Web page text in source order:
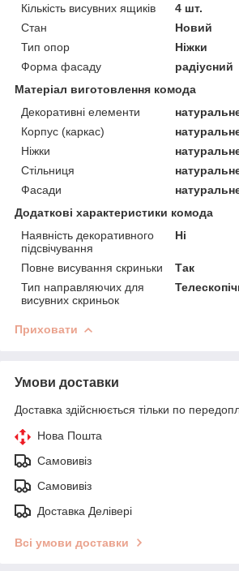
Кількість висувних ящиків
4 шт.
Стан
Новий
Тип опор
Ніжки
Форма фасаду
радіусний
Матеріал виготовлення комода
Декоративні елементи
Корпус (каркас)
Ніжки
Стільниця
Фасади
Додаткові характеристики комода
Наявність декоративного
підсвічування
Ні
Повне висування скриньки
Так
Тип направляючих для
висувних скриньок
Приховати
Умови доставки
Доставка здійснюється тільки по
Нова Пошта
Самовивіз
Самовивіз
Доставка Делівері
Всі умови доставки